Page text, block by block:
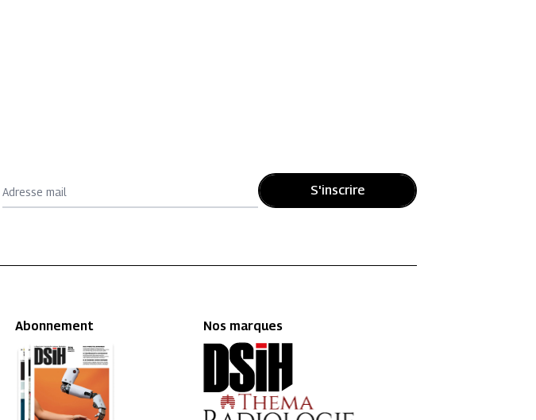
Adresse mail S'inscrire
Abonnement Nos marques